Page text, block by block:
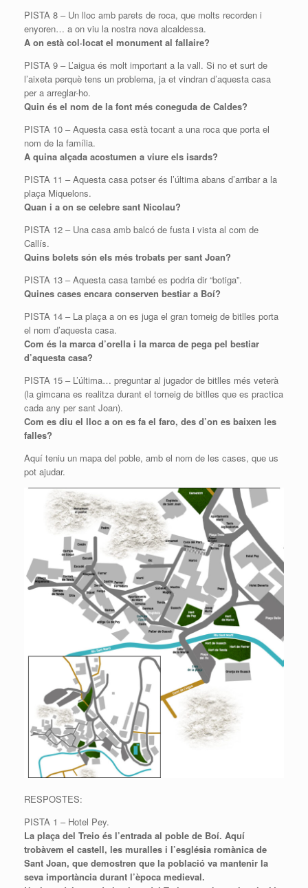
PISTA 8 – Un lloc amb parets de roca, que molts recorden i
enyoren… a on viu la nostra nova alcaldessa.
A on està col·locat el monument al fallaire?
PISTA 9 – L’aigua és molt important a la vall. Si no et surt de
l’aixeta perquè tens un problema, ja et vindran d’aquesta casa
per a arreglar-ho.
Quin és el nom de la font més coneguda de Caldes?
PISTA 10 – Aquesta casa està tocant a una roca que porta el
nom de la família.
A quina alçada acostumen a viure els isards?
PISTA 11 – Aquesta casa potser és l’última abans d’arribar a la
plaça Miquelons.
Quan i a on se celebre sant Nicolau?
PISTA 12 – Una casa amb balcó de fusta i vista al com de
Callís.
Quins bolets són els més trobats per sant Joan?
PISTA 13 – Aquesta casa també es podria dir “botiga”.
Quines cases encara conserven bestiar a Boí?
PISTA 14 – La plaça a on es juga el gran torneig de bitlles porta
el nom d’aquesta casa.
Com és la marca d’orella i la marca de pega pel bestiar
d’aquesta casa?
PISTA 15 – L’última… preguntar al jugador de bitlles més veterà
(la gimcana es realitza durant el torneig de bitlles que es practica
cada any per sant Joan).
Com es diu el lloc a on es fa el faro, des d’on es baixen les
falles?
Aquí teniu un mapa del poble, amb el nom de les cases, que us
pot ajudar.
RESPOSTES:
PISTA 1 – Hotel Pey.
La plaça del Treio és l’entrada al poble de Boí. Aquí
trobàvem el castell, les muralles i l’església romànica de
Sant Joan, que demostren que la població va mantenir la
seva importància durant l’època medieval.